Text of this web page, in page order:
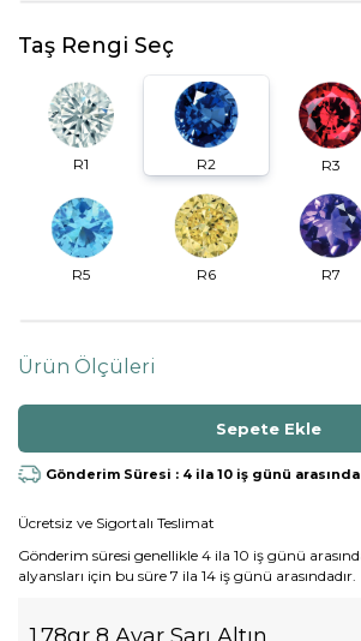
Taş Rengi Seç
R1 R2 R3
R5 R6 R7
Ürün Ölçüleri
Gönderim Süresi : 4 ila 10 iş günü arasında
Ücretsiz ve Sigortalı Teslimat
Gönderim süresi genellikle 4 ila 10 iş günü
alyansları için bu süre 7 ila 14 iş günü arasındadır.